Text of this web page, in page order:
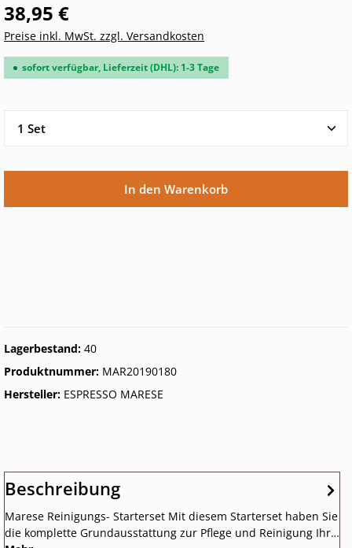
38,95 €
Preise inkl. MwSt. zzgl. Versandkosten
sofort verfügbar, Lieferzeit (DHL): 1-3 Tage
Produkt Anzahl: Gib den gewünschten Wert ein
In den Warenkorb
Lagerbestand: 40
Produktnummer: MAR20190180
Hersteller: ESPRESSO MARESE
Beschreibung
Marese Reinigungs- Starterset Mit diesem Starterset haben Sie
die komplette Grundausstattung zur Pflege und Reinigung Ihr…